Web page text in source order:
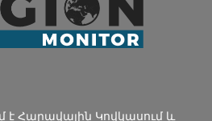
է Հարավային Կովկասում և